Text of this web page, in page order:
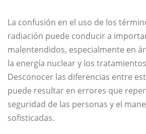
La confusión en el uso de los
radiación puede conducir a
malentendidos, especialmente en
la energía nuclear y los
Desconocer las diferencias entre
puede resultar en errores que
seguridad de las personas y el
sofisticadas.